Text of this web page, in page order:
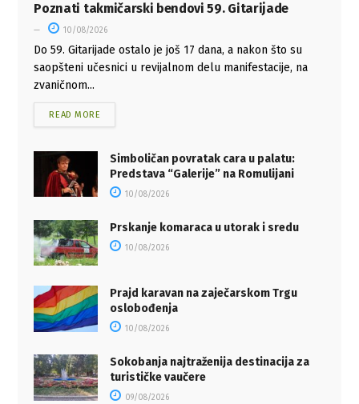
Poznati takmičarski bendovi 59. Gitarijade
10/08/2026
Do 59. Gitarijade ostalo je još 17 dana, a nakon što su
saopšteni učesnici u revijalnom delu manifestacije, na
zvaničnom...
READ MORE
Simboličan povratak cara u palatu:
Predstava “Galerije” na Romulijani
10/08/2026
Prskanje komaraca u utorak i sredu
10/08/2026
Prajd karavan na zaječarskom Trgu
oslobođenja
10/08/2026
Sokobanja najtraženija destinacija za
turističke vaučere
09/08/2026